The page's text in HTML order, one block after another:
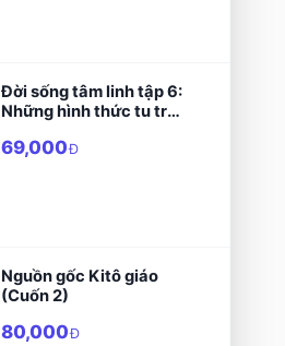
Đời sống tâm linh tập 6:
Những hình thức tu trì
69,000Đ
Nguồn gốc Kitô giáo
(Cuốn 2)
80,000Đ